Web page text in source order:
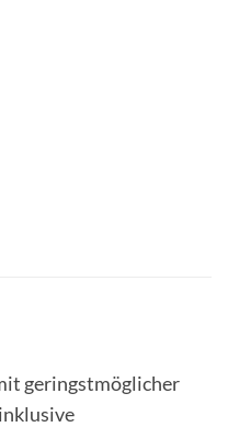
geringstmöglicher